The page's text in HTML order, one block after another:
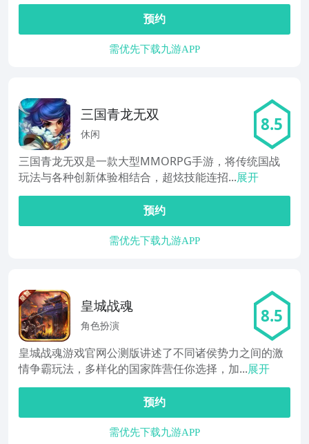
预约
需优先下载九游APP
三国青龙无双
休闲 8.5
三国青龙无双是一款大型MMORPG手游，将传统国战
玩法与各种创新体验相结合，超炫技能连招...展开
预约
需优先下载九游APP
皇城战魂
角色扮演 8.5
皇城战魂游戏官网公测版讲述了不同诸侯势力之间的激
情争霸玩法，多样化的国家阵营任你选择，加...展开
预约
需优先下载九游APP